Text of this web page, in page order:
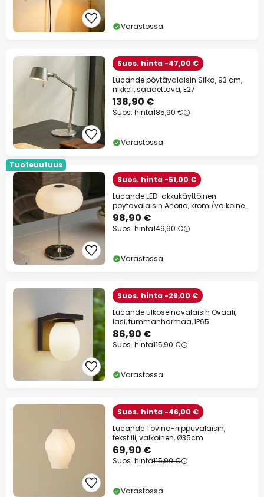
Varastossa
Suos. hinta -47,00 €
Lucande pöytävalaisin Silka, 93 cm,
nikkeli, säädettävä, E27
138,90 €
Suos. hinta185,90 €
Varastossa
Tuoteuutuus
Suos. hinta -51,00 €
Lucande LED-akkukäyttöinen
pöytävalaisin Anoria, kromi/valkoinen,
lasi, IP44,
98,90 €
Suos. hinta149,90 €
Varastossa
Suos. hinta -29,00 €
Lucande ulkoseinävalaisin Ovaali,
lasi, tummanharmaa, IP65
86,90 €
Suos. hinta115,90 €
Varastossa
Suos. hinta -46,00 €
Lucande Tovina-riippuvalaisin,
tekstiili, valkoinen, Ø35cm
69,90 €
Suos. hinta115,90 €
Varastossa